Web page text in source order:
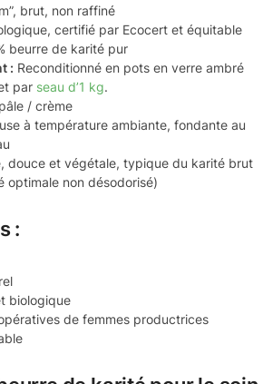
brut, non raffiné
certifié par Ecocert et équitable
beurre de karité pur
: Reconditionné en pots en verre ambré
par seau d’1 kg.
/ crème
à température ambiante, fondante au
douce et végétale, typique du karité brut
optimale non désodorisé)
:
biologique
de femmes productrices